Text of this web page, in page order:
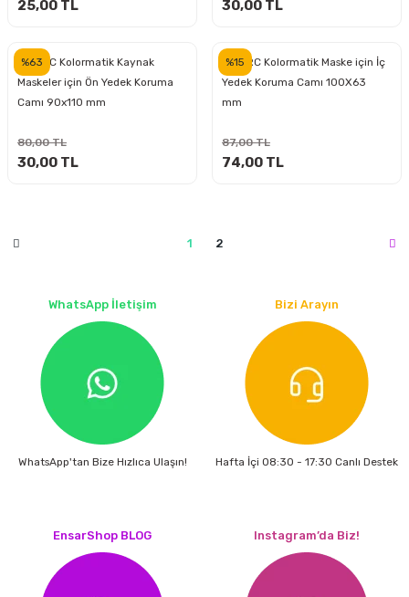
25,00 TL 30,00 TL
%63
UNIARC Kolormatik Kaynak
Maskeler için Ön Yedek Koruma
Camı 90x110 mm
80,00 TL
30,00 TL
%15
UNIARC Kolormatik Maske için İç
Yedek Koruma Camı 100X63
mm
87,00 TL
74,00 TL
1 2
WhatsApp İletişim
WhatsApp'tan Bize Hızlıca Ulaşın!
Bizi Arayın
Hafta İçi 08:30 - 17:30 Canlı Destek
EnsarShop BLOG Instagram’da Biz!